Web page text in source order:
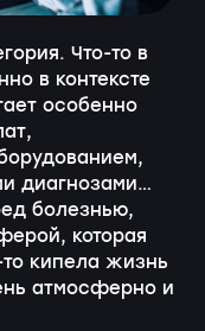
Что-то в
в контексте
особенно
диагнозами…
болезнью,
которая
то кипела жизнь
атмосферно и